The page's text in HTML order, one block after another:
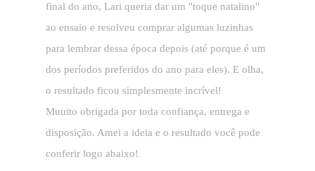
final do ano, Lari queria dar um "toque natalino"
ao ensaio e resolveu comprar algumas luzinhas
para lembrar dessa época depois (até porque é um
dos períodos preferidos do ano para eles). E olha,
o resultado ficou simplesmente incrível!
Muuito obrigada por toda confiança, entrega e
disposição. Amei a ideia e o resultado você pode
conferir logo abaixo!